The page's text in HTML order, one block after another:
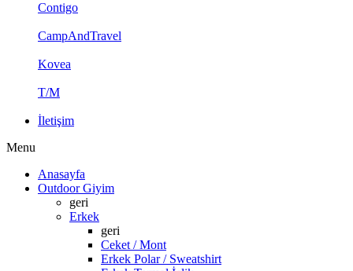
Contigo
CampAndTravel
Kovea
T/M
İletişim
Menu
Anasayfa
Outdoor Giyim
geri
Erkek
geri
Ceket / Mont
Erkek Polar / Sweatshirt